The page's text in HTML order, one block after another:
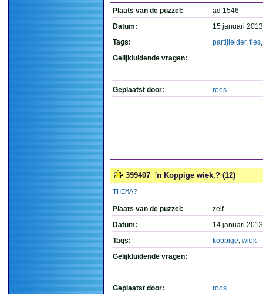
Plaats van de puzzel:
ad 1546
Datum:
15 januari
Tags:
partijleider, fles
Gelijkluidende vragen:
Geplaatst door: roos
399407 'n Koppige wiek.? (12)
THEMA?
Plaats van de puzzel:
zelf
Datum:
14 januari
Tags:
koppige, wiek
Gelijkluidende vragen:
Geplaatst door: roos